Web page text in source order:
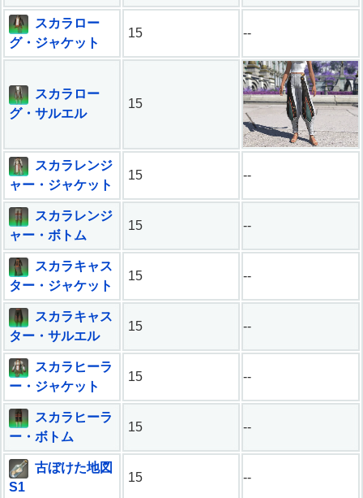
スカラロー
グ・ジャケット
15 --
スカラロー
グ・サルエル
15
スカラレンジ
ャー・ジャケット
15 --
スカラレンジ
ャー・ボトム
15 --
スカラキャス
ター・ジャケット
15 --
スカラキャス
ター・サルエル
15 --
スカラヒーラ
ー・ジャケット
15 --
スカラヒーラ
ー・ボトム
15 --
古ぼけた地図
S1
15 --